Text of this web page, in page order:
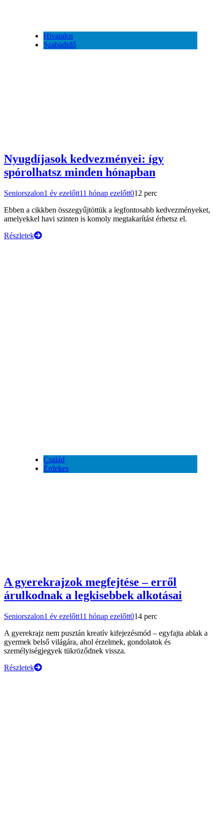
Hivatalos
Szabadidő
Nyugdíjasok kedvezményei: így
spórolhatsz minden hónapban
Seniorszalon1 év ezelőtt11 hónap ezelőtt012 perc
Ebben a cikkben összegyűjtöttük a legfontosabb kedvezményeket,
amelyekkel havi szinten is komoly megtakarítást érhetsz el.
Részletek
Család
Érdekes
A gyerekrajzok megfejtése – erről
árulkodnak a legkisebbek alkotásai
Seniorszalon1 év ezelőtt11 hónap ezelőtt014 perc
A gyerekrajz nem pusztán kreatív kifejezésmód – egyfajta ablak a
gyermek belső világára, ahol érzelmek, gondolatok és
személyiségjegyek tükröződnek vissza.
Részletek